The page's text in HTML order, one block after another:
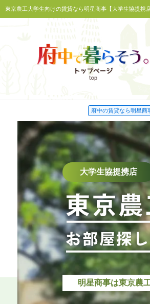
東京農工大学生向けの賃貸なら明星商事【大学生協提携店
府中の賃貸なら明星商
大学生協提携店
明星商事は東京農